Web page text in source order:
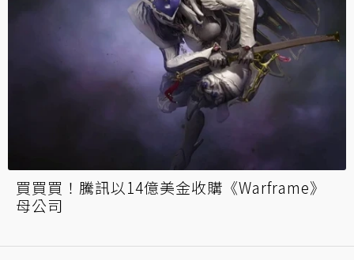
買買買！騰訊以14億美金收購《Warframe》
母公司